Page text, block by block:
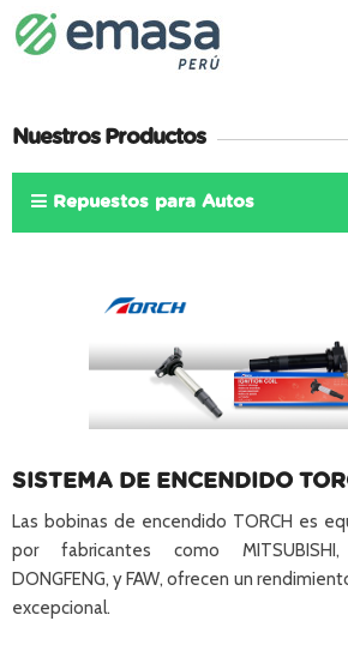
Nuestros Productos
Repuestos para Autos
SISTEMA DE ENCENDIDO
Las bobinas de encendido TORCH es
por fabricantes como MITSUBISHI,
DONGFENG, y FAW, ofrecen un
excepcional.